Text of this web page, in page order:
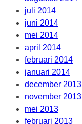
juli 2014
juni 2014
mei 2014
april 2014
februari 2014
januari 2014
december 2013
november 2013
mei 2013
februari 2013